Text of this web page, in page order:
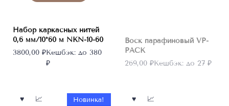
Набор каркасных нитей
0,6 мм/10*60 м NKN-10-60
3800,00 ₽Кешбэк: до 380
₽
Воск парафиновый VP-
PACK
269,00 ₽Кешбэк: до 27 ₽
Новинка!